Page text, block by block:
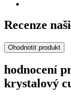
Recenze
Ohodnotit produkt
hodnocení
krystalový